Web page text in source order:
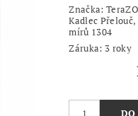
Značka:
Kadlec
mírů 1304
Záruka: 3 roky